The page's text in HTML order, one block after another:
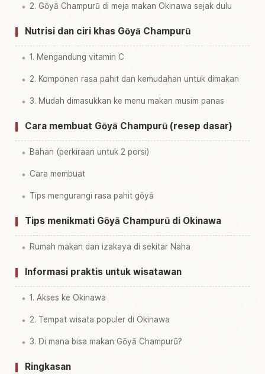
2. Gōyā Champurū di meja makan Okinawa sejak dulu
Nutrisi dan ciri khas Gōyā Champurū
1. Mengandung vitamin C
2. Komponen rasa pahit dan kemudahan untuk dimakan
3. Mudah dimasukkan ke menu makan musim panas
Cara membuat Gōyā Champurū (resep dasar)
Bahan (perkiraan untuk 2 porsi)
Cara membuat
Tips mengurangi rasa pahit gōyā
Tips menikmati Gōyā Champurū di Okinawa
Rumah makan dan izakaya di sekitar Naha
Informasi praktis untuk wisatawan
1. Akses ke Okinawa
2. Tempat wisata populer di Okinawa
3. Di mana bisa makan Gōyā Champurū?
Ringkasan